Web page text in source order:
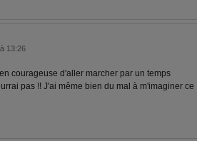
13:26
courageuse d'aller marcher par un temps
pas !! J'ai même bien du mal à m'imaginer ce